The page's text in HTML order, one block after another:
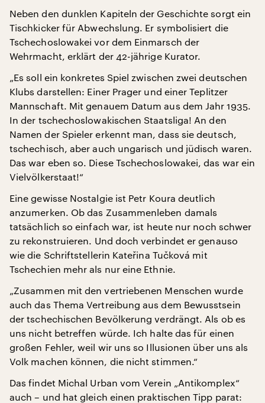
Neben den dunklen Kapiteln der Geschichte sorgt ein
Tischkicker für Abwechslung. Er symbolisiert die
Tschechoslowakei vor dem Einmarsch der
Wehrmacht, erklärt der 42-jährige Kurator.
„Es soll ein konkretes Spiel zwischen zwei deutschen
Klubs darstellen: Einer Prager und einer Teplitzer
Mannschaft. Mit genauem Datum aus dem Jahr 1935.
In der tschechoslowakischen Staatsliga! An den
Namen der Spieler erkennt man, dass sie deutsch,
tschechisch, aber auch ungarisch und jüdisch waren.
Das war eben so. Diese Tschechoslowakei, das war ein
Vielvölkerstaat!“
Eine gewisse Nostalgie ist Petr Koura deutlich
anzumerken. Ob das Zusammenleben damals
tatsächlich so einfach war, ist heute nur noch schwer
zu rekonstruieren. Und doch verbindet er genauso
wie die Schriftstellerin Kateřina Tučková mit
Tschechien mehr als nur eine Ethnie.
„Zusammen mit den vertriebenen Menschen wurde
auch das Thema Vertreibung aus dem Bewusstsein
der tschechischen Bevölkerung verdrängt. Als ob es
uns nicht betreffen würde. Ich halte das für einen
großen Fehler, weil wir uns so Illusionen über uns als
Volk machen können, die nicht stimmen.“
Das findet Michal Urban vom Verein „Antikomplex“
auch – und hat gleich einen praktischen Tipp parat: